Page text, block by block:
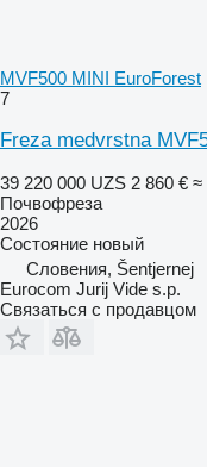
MVF500 MINI EuroForest
7
Freza medvrstna
39 220 000 UZS 2 860 € ≈
Почвофреза
2026
Состояние новый
Словения, Šentjernej
Eurocom Jurij Vide s.p.
Связаться с продавцом